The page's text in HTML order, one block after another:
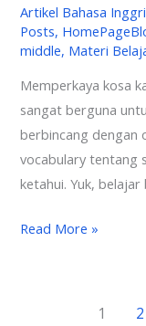
Artikel Bahasa
Posts,
middle, Materi
Memperkaya kosa
sangat berguna
berbincang dengan
vocabulary tentang
ketahui. Yuk, belajar
Read More »
1 2